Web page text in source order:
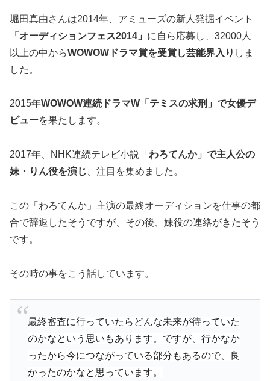
堀田真由さんは2014年、アミューズの新人発掘イベント
「オーディションフェス2014」 に自ら応募し、32000人
以上の中からWOWOWドラマ賞を受賞し芸能界入り しま
した。
2015年WOWOW連続ドラマW「テミスの求刑」で女優デ
ビューを果たします。
2017年、NHK連続テレビ小説「 わろてんか」で主人公の
妹・りん役を演じ 、注目を集めました。
この「わろてんか」主演の最終オーディションを仕事の都
合で辞退したそうですが、その後、妹役の連絡がきたそう
です。
その時の事をこう話しています。
最終審査に行っていたらどんな未来が待っていた
のかなという思いもあります。ですが、行かなか
ったから今につながっている部分もあるので、良
かったのかなと思っています。